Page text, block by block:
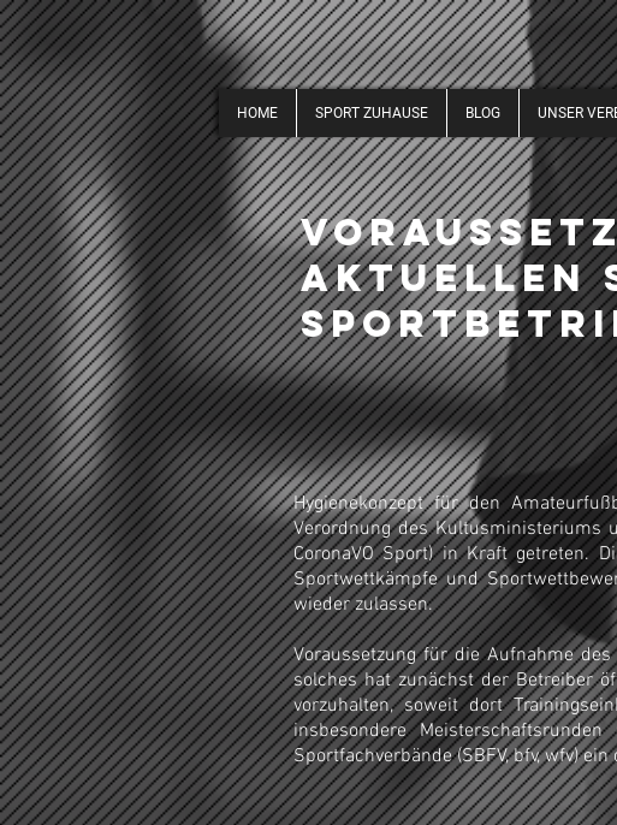
HOME SPORT ZUHAUSE BLOG UNSER
aktuellen
Hygienekonzept für den
Verordnung des Kultusministeriums
CoronaVO Sport) in Kraft getreten.
Sportwettkämpfe und
wieder zulassen.
Voraussetzung für die Aufnahme
solches hat zunächst der Betreiber
vorzuhalten, soweit dort
insbesondere
Sportfachverbände (SBFV, bfv, wfv)